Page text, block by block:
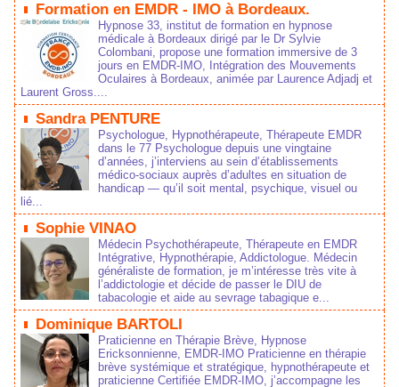
Formation en EMDR - IMO à Bordeaux.
Hypnose 33, institut de formation en hypnose
médicale à Bordeaux dirigé par le Dr Sylvie
Colombani, propose une formation immersive de 3
jours en EMDR-IMO, Intégration des Mouvements
Oculaires à Bordeaux, animée par Laurence Adjadj et
Laurent Gross....
Sandra PENTURE
Psychologue, Hypnothérapeute, Thérapeute EMDR
dans le 77 Psychologue depuis une vingtaine
d’années, j’interviens au sein d’établissements
médico‑sociaux auprès d’adultes en situation de
handicap — qu’il soit mental, psychique, visuel ou
lié...
Sophie VINAO
Médecin Psychothérapeute, Thérapeute en EMDR
Intégrative, Hypnothérapie, Addictologue. Médecin
généraliste de formation, je m’intéresse très vite à
l’addictologie et décide de passer le DIU de
tabacologie et aide au sevrage tabagique e...
Dominique BARTOLI
Praticienne en Thérapie Brève, Hypnose
Ericksonnienne, EMDR-IMO Praticienne en thérapie
brève systémique et stratégique, hypnothérapeute et
praticienne Certifiée EMDR-IMO, j’accompagne les